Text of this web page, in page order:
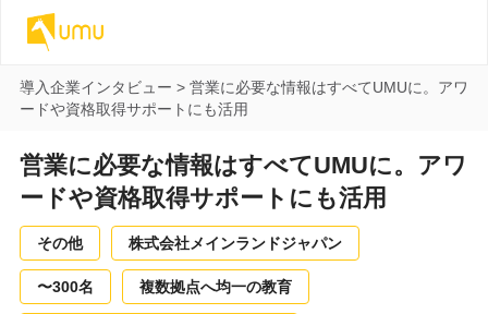
導入企業インタビュー > 営業に必要な情報はすべてUMUに。アワ
ードや資格取得サポートにも活用
営業に必要な情報はすべてUMUに。アワ
ードや資格取得サポートにも活用
その他 株式会社メインランドジャパン
〜300名 複数拠点へ均一の教育